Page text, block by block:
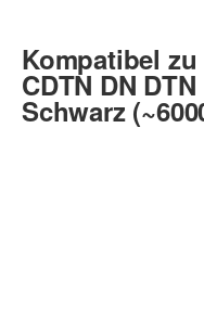
Kompatibel zu
CDTN DN
Schwarz